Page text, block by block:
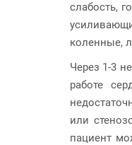
слабость,
коленные,
Через 1-3
работе
или
пациент